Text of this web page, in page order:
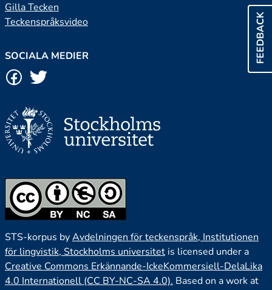
FEEDBACK
Gilla Tecken
Teckenspråksvideo
SOCIALA MEDIER
STS-korpus byAvdelningen för teckenspråk, Institutionen
för lingvistik, Stockholms universitet is licensed under a
Creative Commons Erkännande-IckeKommersiell-DelaLika
4.0 Internationell (CC BY-NC-SA 4.0). Based on a work at